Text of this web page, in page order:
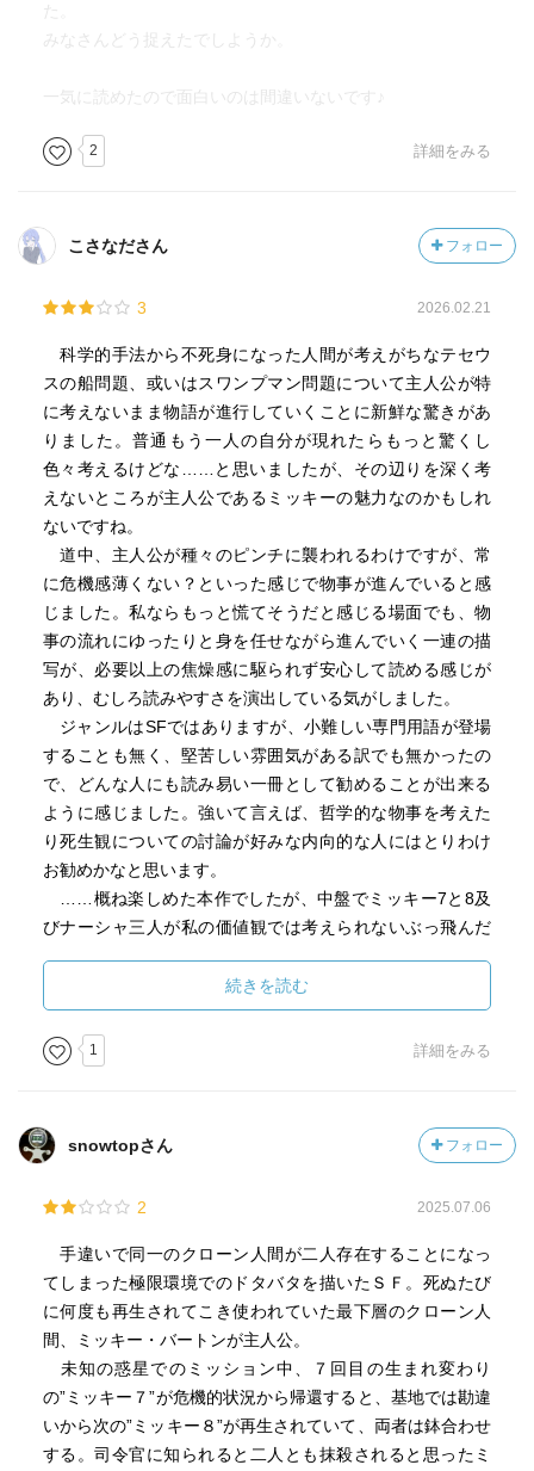
た。
みなさんどう捉えたでしようか。
一気に読めたので面白いのは間違いないです♪
2 詳細をみる
こさなださん フォロー
3 2026.02.21
科学的手法から不死身になった人間が考えがちなテセウ
スの船問題、或いはスワンプマン問題について主人公が特
に考えないまま物語が進行していくことに新鮮な驚きがあ
りました。普通もう一人の自分が現れたらもっと驚くし
色々考えるけどな……と思いましたが、その辺りを深く考
えないところが主人公であるミッキーの魅力なのかもしれ
ないですね。
道中、主人公が種々のピンチに襲われるわけですが、常
に危機感薄くない？といった感じで物事が進んでいると感
じました。私ならもっと慌てそうだと感じる場面でも、物
事の流れにゆったりと身を任せながら進んでいく一連の描
写が、必要以上の焦燥感に駆られず安心して読める感じが
あり、むしろ読みやすさを演出している気がしました。
ジャンルはSFではありますが、小難しい専門用語が登場
することも無く、堅苦しい雰囲気がある訳でも無かったの
で、どんな人にも読み易い一冊として勧めることが出来る
ように感じました。強いて言えば、哲学的な物事を考えた
り死生観についての討論が好みな内向的な人にはとりわけ
お勧めかなと思います。
……概ね楽しめた本作でしたが、中盤でミッキー7と8及
びナーシャ三人が私の価値観では考えられないぶっ飛んだ
マーシャルと同じく人口増加提唱者だったのかもしれな
い。
続きを読む
1 詳細をみる
snowtopさん フォロー
2 2025.07.06
手違いで同一のクローン人間が二人存在することになっ
てしまった極限環境でのドタバタを描いたＳＦ。死ぬたび
に何度も再生されてこき使われていた最下層のクローン人
間、ミッキー・バートンが主人公。
未知の惑星でのミッション中、７回目の生まれ変わり
の”ミッキー７”が危機的状況から帰還すると、基地では勘違
いから次の”ミッキー８”が再生されていて、両者は鉢合わせ
する。司令官に知られると二人とも抹殺されると思ったミ